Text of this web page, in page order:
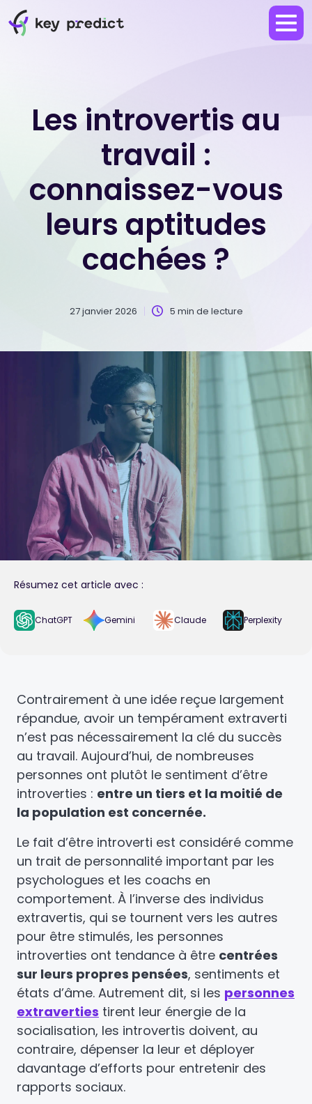
Les introvertis au
travail :
connaissez-vous
leurs aptitudes
cachées ?
27 janvier 2026 5 min de lecture
Résumez cet article avec :
ChatGPT Gemini Claude Perplexity
Contrairement à une idée reçue largement
répandue, avoir un tempérament extraverti
n’est pas nécessairement la clé du succès
au travail. Aujourd’hui, de nombreuses
personnes ont plutôt le sentiment d’être
introverties : entre un tiers et la moitié de
la population est concernée.
Le fait d’être introverti est considéré comme
un trait de personnalité important par les
psychologues et les coachs en
comportement. À l’inverse des individus
extravertis, qui se tournent vers les autres
pour être stimulés, les personnes
introverties ont tendance à être centrées
sur leurs propres pensées, sentiments et
états d’âme. Autrement dit, si les personnes
extraverties tirent leur énergie de la
socialisation, les introvertis doivent, au
contraire, dépenser la leur et déployer
davantage d’efforts pour entretenir des
rapports sociaux.